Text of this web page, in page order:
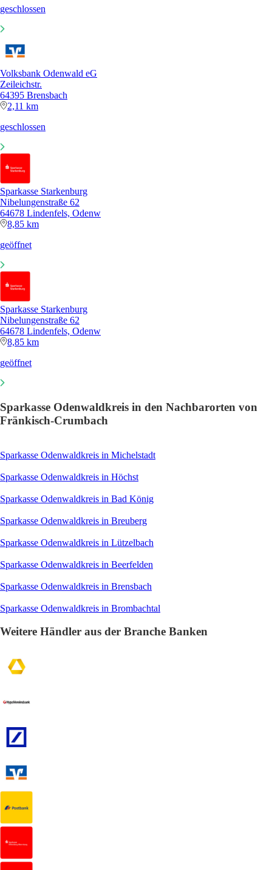
geschlossen
Volksbank Odenwald eG
Zeileichstr.
64395 Brensbach
2,11 km
geschlossen
Sparkasse Starkenburg
Nibelungenstraße 62
64678 Lindenfels, Odenw
8,85 km
geöffnet
Sparkasse Starkenburg
Nibelungenstraße 62
64678 Lindenfels, Odenw
8,85 km
geöffnet
Sparkasse Odenwaldkreis in den Nachbarorten von
Fränkisch-Crumbach
Sparkasse Odenwaldkreis in Michelstadt
Sparkasse Odenwaldkreis in Höchst
Sparkasse Odenwaldkreis in Bad König
Sparkasse Odenwaldkreis in Breuberg
Sparkasse Odenwaldkreis in Lützelbach
Sparkasse Odenwaldkreis in Beerfelden
Sparkasse Odenwaldkreis in Brensbach
Sparkasse Odenwaldkreis in Brombachtal
Weitere Händler aus der Branche Banken